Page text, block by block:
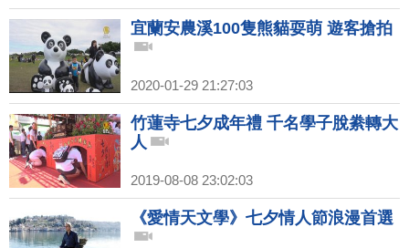
宜蘭安農溪100隻熊貓耍萌 遊客搶拍
2020-01-29 21:27:03
竹蓮寺七夕成年禮 千名學子脫絭轉大
人
2019-08-08 23:02:03
《愛情天文學》七夕情人節浪漫首選